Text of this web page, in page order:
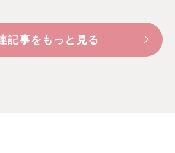
記事をもっと見る